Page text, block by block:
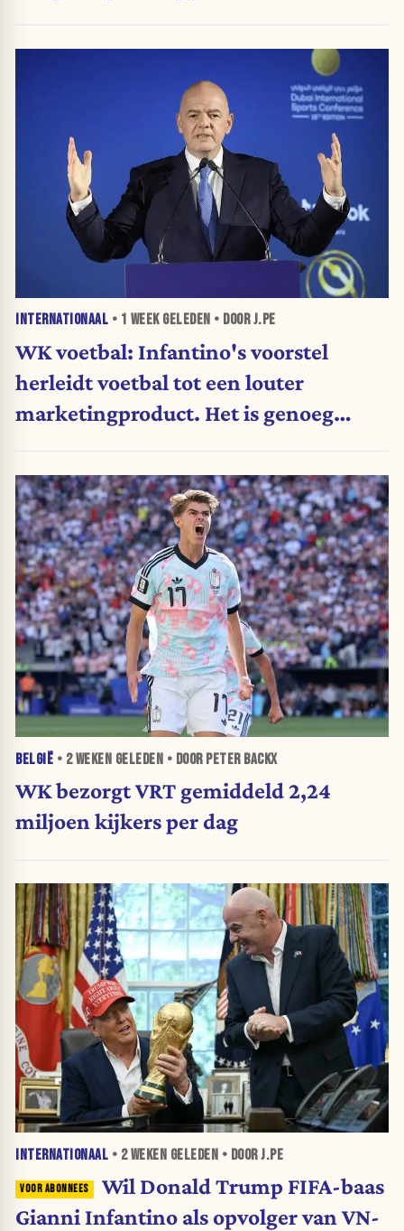
INTERNATIONAAL • 1 WEEKGELEDEN • DOOR J.PE
WK voetbal: Infantino's voorstel
herleidt voetbal tot een louter
marketingproduct. Het is genoeg
BELGIË • 2 WEKEN GELEDEN • DOOR PETER BACKX
WK bezorgt VRT gemiddeld 2,24
miljoen kijkers per dag
INTERNATIONAAL • 2 WEKEN GELEDEN • DOOR J.PE
Wil Donald Trump FIFA-baas
Gianni Infantino als opvolger van VN-